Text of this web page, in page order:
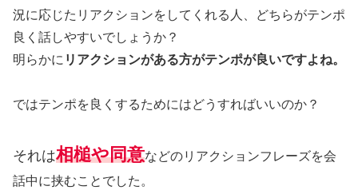
況に応じたリアクションをしてくれる人、どちらがテンポ
良く話しやすいでしょうか？
明らかに リアクションがある方がテンポが良いですよね。
ではテンポを良くするためにはどうすればいいのか？
それは相槌や同意などのリアクションフレーズを会
話中に挟むことでした。